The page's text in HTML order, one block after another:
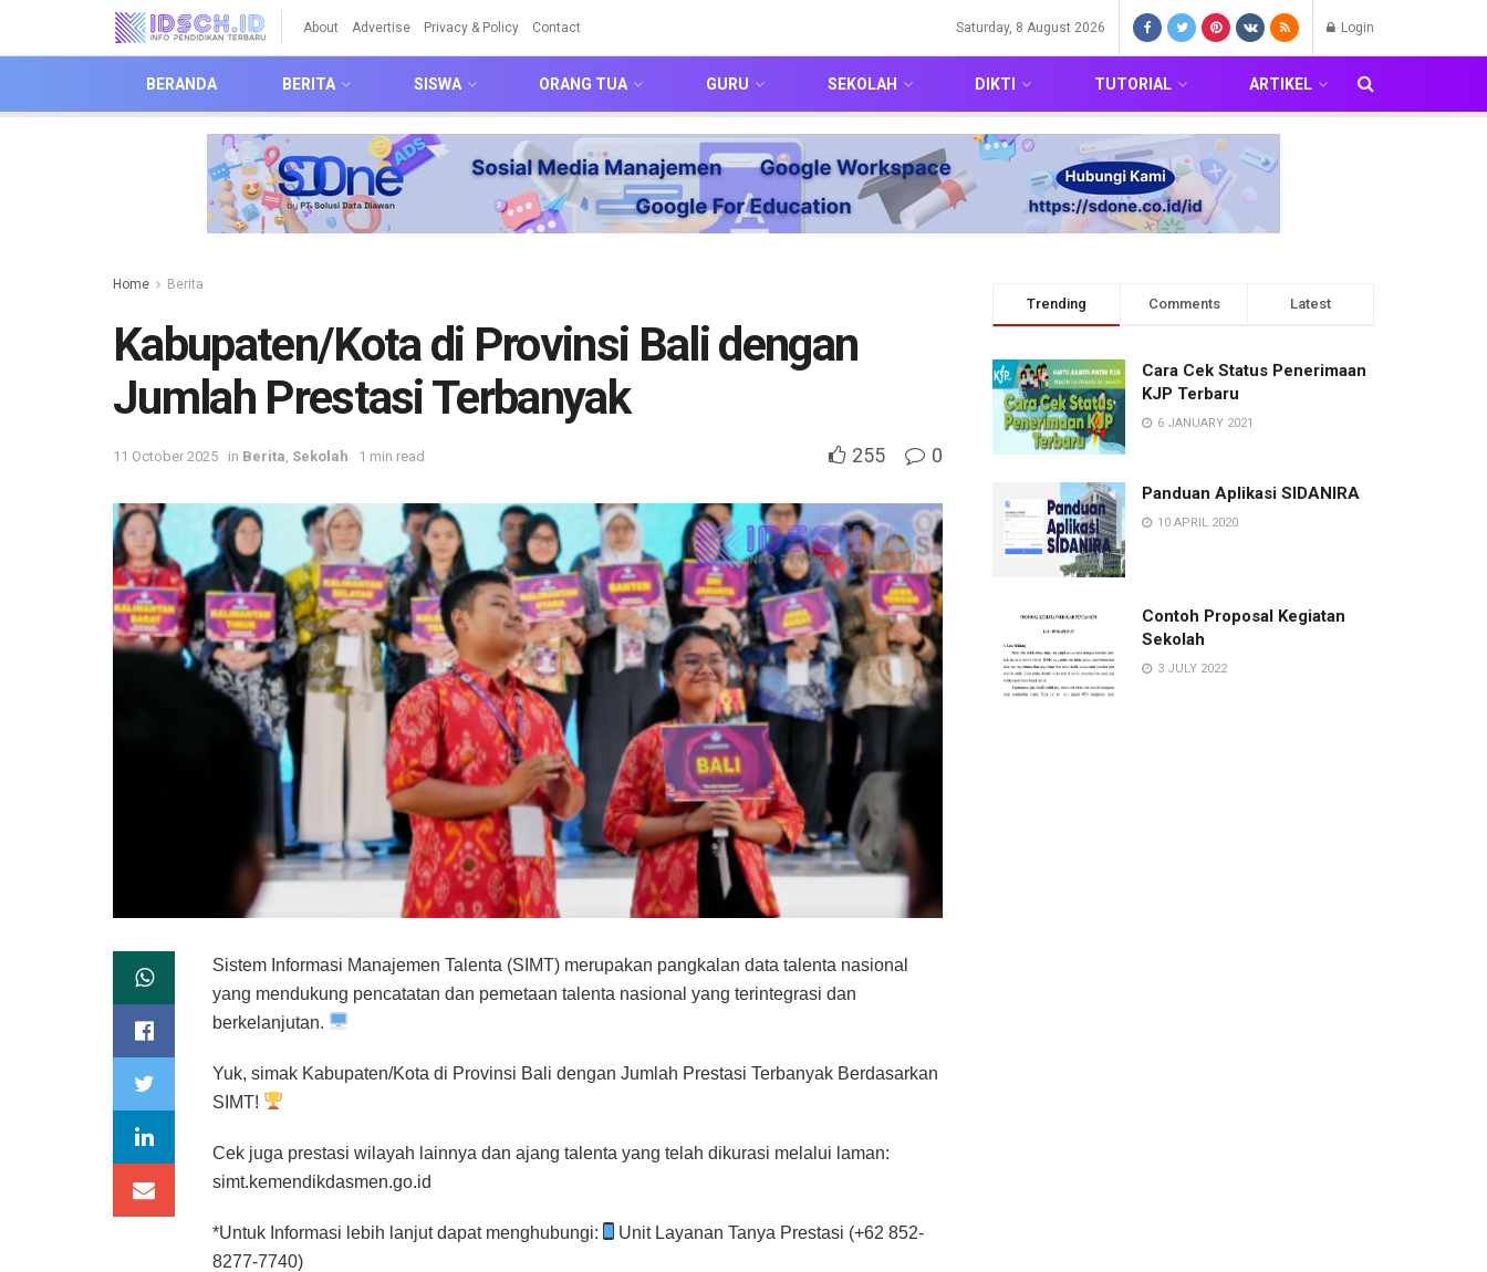
About Advertise Privacy & Policy Contact Saturday, 8 August 2026 Login
BERANDA BERITA SISWA ORANG TUA GURU SEKOLAH DIKTI TUTORIAL ARTIKEL
Home Berita
Kabupaten/Kota di Provinsi Bali dengan
Jumlah Prestasi Terbanyak
11 October 2025 in Berita Sekolah 1 min read 255 0
Sistem Informasi Manajemen Talenta (SIMT) merupakan pangkalan data talenta nasional
yang mendukung pencatatan dan pemetaan talenta nasional yang terintegrasi dan
berkelanjutan.
Yuk, simak Kabupaten/Kota di Provinsi Bali dengan Jumlah Prestasi Terbanyak Berdasarkan
SIMT!
Cek juga prestasi wilayah lainnya dan ajang talenta yang telah dikurasi melalui laman:
simt.kemendikdasmen.go.id
*Untuk Informasi lebih lanjut dapat menghubungi:
Unit Layanan Tanya Prestasi (+62 852-
8277-7740)
Trending Comments Latest
Cara Cek Status Penerimaan
KJP Terbaru
6 JANUARY 2021
Panduan Aplikasi SIDANIRA
10 APRIL 2020
Contoh Proposal Kegiatan
Sekolah
3 JULY 2022